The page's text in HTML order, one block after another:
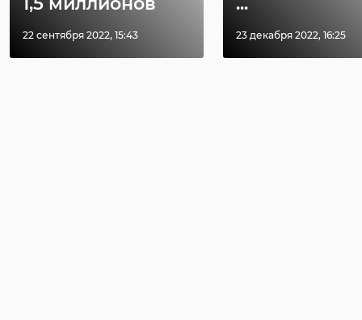
22 сентября 2022, 15:43 23 декабря 2022, 16:25